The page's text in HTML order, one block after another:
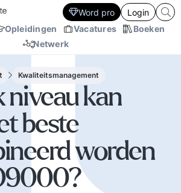
Opleidingen Vacatures
Boeken
Netwerk
Word pro Login
Kwaliteitsmanagement
niveau kan
beste
worden